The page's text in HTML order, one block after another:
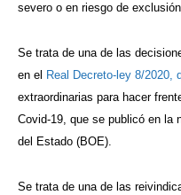
severo o en riesgo de
Se trata de una de las
en el Real Decreto-ley 8/2020,
extraordinarias para hacer
Covid-19, que se publicó en la
del Estado (BOE).
Se trata de una de las